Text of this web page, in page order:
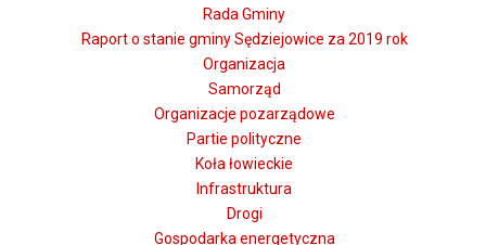
Rada Gminy
Raport o stanie gminy Sędziejowice za 2019 rok
Organizacja
Samorząd
Organizacje pozarządowe
Partie polityczne
Koła łowieckie
Infrastruktura
Drogi
Gospodarka energetyczna